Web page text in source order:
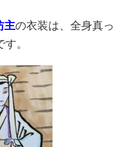
主の衣装は、全身真っ
。